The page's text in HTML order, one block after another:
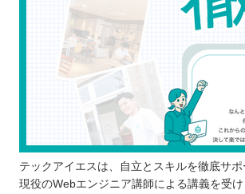
わからないことがあったら
転職や就職に向けたサポー
学ぶ習慣が身に付く
プログラミングスクールに通う3つ
コースごとに学べる言語が
卒業しても就職や転職先が必
独学よりもコストがかかって
どんなプログラミング言語を学ぶの
子ども向けと大人向けにプログラミ
テックアイエスは、自立とスキルを徹底サポ
現役のWebエンジニア講師による講義を受